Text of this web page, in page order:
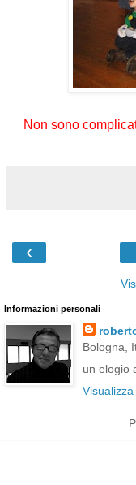
Non sono
‹
Informazioni personali
Bologna,
un elogio